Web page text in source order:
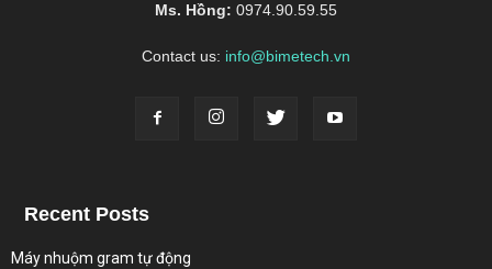
Ms. Hồng: 0974.90.59.55
Contact us: info@bimetech.vn
Recent Posts
Máy nhuộm gram tự động